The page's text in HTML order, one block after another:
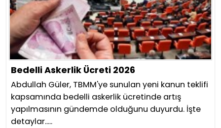
Bedelli Askerlik Ücreti 2026
Abdullah Güler, TBMM'ye sunulan yeni kanun teklifi
kapsamında bedelli askerlik ücretinde artış
yapılmasının gündemde olduğunu duyurdu. İşte
detaylar.....